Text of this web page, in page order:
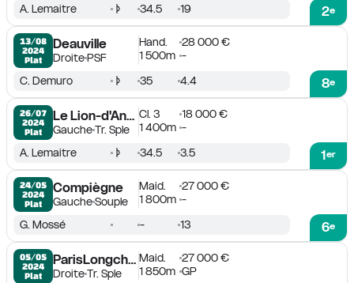
2e
A. Lemaitre 34.5 19
13/08
2024
Plat
Deauville
DroitePSF
Hand.
28 000 €
1 500m -
8e
C. Demuro 35 4.4
26/07
2024
Plat
Le Lion-d'Angers
GaucheTr. Sple
Cl. 3
18 000 €
1 400m -
1er
A. Lemaitre 34.5 3.5
24/05
2024
Plat
Compiègne
GaucheSouple
Maid.
27 000 €
1 800m -
6e
G. Mossé - 13
05/05
2024
Plat
ParisLongchamp
DroiteTr. Sple
Maid.
27 000 €
1 850m GP